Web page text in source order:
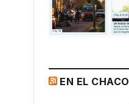
EN EL CHACO